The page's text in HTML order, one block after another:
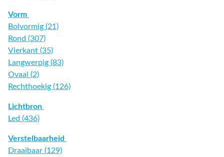
Vorm
Bolvormig (21)
Rond (307)
Vierkant (35)
Langwerpig (83)
Ovaal (2)
Rechthoekig (126)
Lichtbron
Led (436)
Verstelbaarheid
Draaibaar (129)